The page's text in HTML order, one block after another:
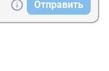
Отправить